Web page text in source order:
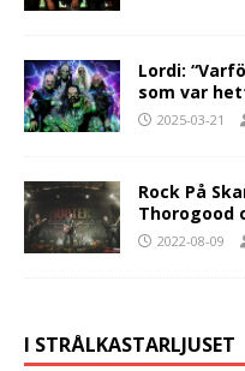
Lordi:
som var
2025-03-21
Rock På
Thorogood
2022-08-09
I STRÅLKASTARLJUSET